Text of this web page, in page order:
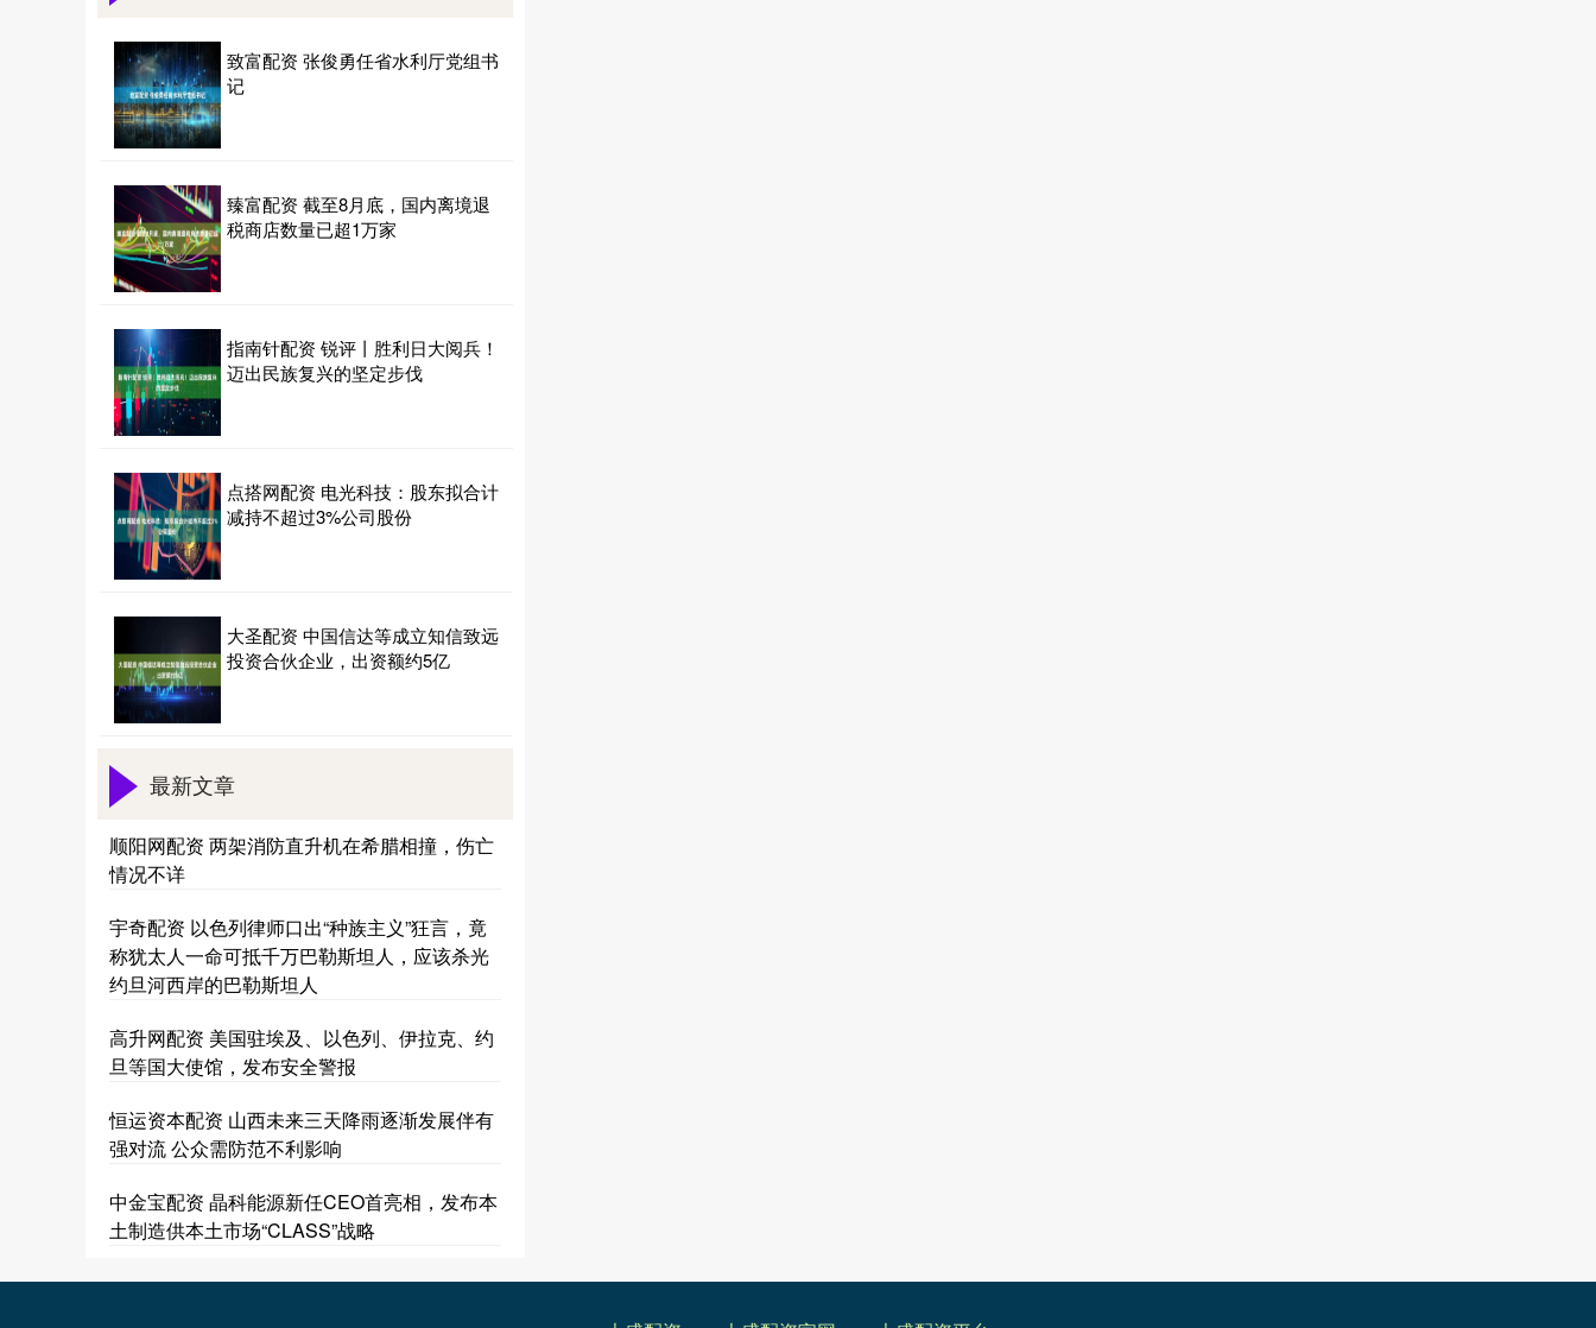
致富配资 张俊勇任省水利厅党组书
记
臻富配资 截至8月底，国内离境退
税商店数量已超1万家
指南针配资 锐评丨胜利日大阅兵！
迈出民族复兴的坚定步伐
点搭网配资 电光科技：股东拟合计
减持不超过3%公司股份
大圣配资 中国信达等成立知信致远
投资合伙企业，出资额约5亿
最新文章
顺阳网配资 两架消防直升机在希腊相撞，伤亡
情况不详
宇奇配资 以色列律师口出“种族主义”狂言，竟
称犹太人一命可抵千万巴勒斯坦人，应该杀光
约旦河西岸的巴勒斯坦人
高升网配资 美国驻埃及、以色列、伊拉克、约
旦等国大使馆，发布安全警报
恒运资本配资 山西未来三天降雨逐渐发展伴有
强对流 公众需防范不利影响
中金宝配资 晶科能源新任CEO首亮相，发布本
土制造供本土市场“CLASS”战略